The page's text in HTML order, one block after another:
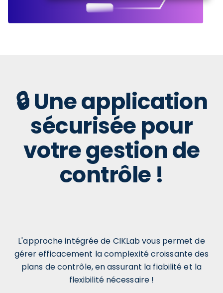
🔒 Une application
sécurisée pour
votre gestion de
contrôle !
L'approche intégrée de CIKLab vous permet de
gérer efficacement la complexité croissante des
plans de contrôle, en assurant la fiabilité et la
flexibilité nécessaire !